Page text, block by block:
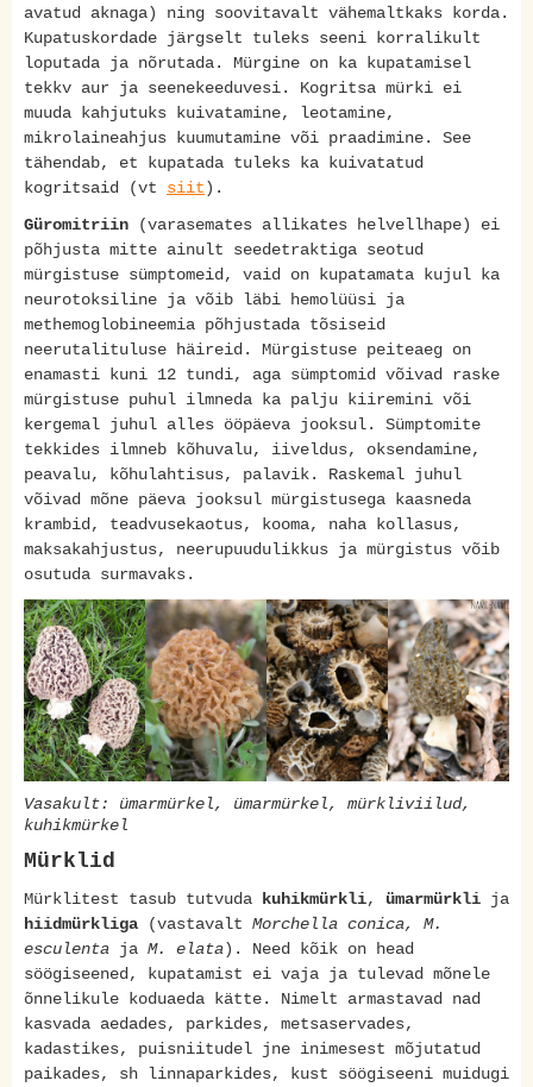
avatud aknaga) ning soovitavalt vähemaltkaks korda.
Kupatuskordade järgselt tuleks seeni korralikult
loputada ja nõrutada. Mürgine on ka kupatamisel
tekkv aur ja seenekeeduvesi. Kogritsa mürki ei
muuda kahjutuks kuivatamine, leotamine,
mikrolaineahjus kuumutamine või praadimine. See
tähendab, et kupatada tuleks ka kuivatatud
kogritsaid (vt siit).
Güromitriin (varasemates allikates helvellhape) ei
põhjusta mitte ainult seedetraktiga seotud
mürgistuse sümptomeid, vaid on kupatamata kujul ka
neurotoksiline ja võib läbi hemolüüsi ja
methemoglobineemia põhjustada tõsiseid
neerutalituluse häireid. Mürgistuse peiteaeg on
enamasti kuni 12 tundi, aga sümptomid võivad raske
mürgistuse puhul ilmneda ka palju kiiremini või
kergemal juhul alles ööpäeva jooksul. Sümptomite
tekkides ilmneb kõhuvalu, iiveldus, oksendamine,
peavalu, kõhulahtisus, palavik. Raskemal juhul
võivad mõne päeva jooksul mürgistusega kaasneda
krambid, teadvusekaotus, kooma, naha kollasus,
maksakahjustus, neerupuudulikkus ja mürgistus võib
osutuda surmavaks.
Vasakult: ümarmürkel, ümarmürkel, mürkliviilud,
kuhikmürkel
Mürklid
Mürklitest tasub tutvuda kuhikmürkli, ümarmürkli ja
hiidmürkliga (vastavalt Morchella conica, M.
esculenta ja M. elata). Need kõik on head
söögiseened, kupatamist ei vaja ja tulevad mõnele
õnnelikule koduaeda kätte. Nimelt armastavad nad
kasvada aedades, parkides, metsaservades,
kadastikes, puisniitudel jne inimesest mõjutatud
paikades, sh linnaparkides, kust söögiseeni muidugi